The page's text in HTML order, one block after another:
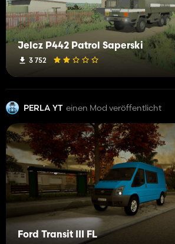
Jelcz P442 Patrol Saperski
3 752
PERLA YT einen Mod veröffentlicht
Ford Transit III FL